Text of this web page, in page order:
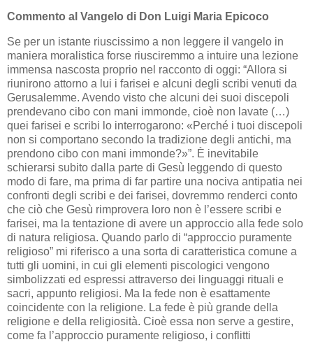
Commento al Vangelo di Don Luigi Maria Epicoco
Se per un istante riuscissimo a non leggere il vangelo in
maniera moralistica forse riusciremmo a intuire una lezione
immensa nascosta proprio nel racconto di oggi: “Allora si
riunirono attorno a lui i farisei e alcuni degli scribi venuti da
Gerusalemme. Avendo visto che alcuni dei suoi discepoli
prendevano cibo con mani immonde, cioè non lavate (…)
quei farisei e scribi lo interrogarono: «Perché i tuoi discepoli
non si comportano secondo la tradizione degli antichi, ma
prendono cibo con mani immonde?»”. È inevitabile
schierarsi subito dalla parte di Gesù leggendo di questo
modo di fare, ma prima di far partire una nociva antipatia nei
confronti degli scribi e dei farisei, dovremmo renderci conto
che ciò che Gesù rimprovera loro non è l’essere scribi e
farisei, ma la tentazione di avere un approccio alla fede solo
di natura religiosa. Quando parlo di “approccio puramente
religioso” mi riferisco a una sorta di caratteristica comune a
tutti gli uomini, in cui gli elementi piscologici vengono
simbolizzati ed espressi attraverso dei linguaggi rituali e
sacri, appunto religiosi. Ma la fede non è esattamente
coincidente con la religione. La fede è più grande della
religione e della religiosità. Cioè essa non serve a gestire,
come fa l’approccio puramente religioso, i conflitti